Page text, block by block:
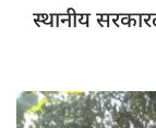
स्थानीय